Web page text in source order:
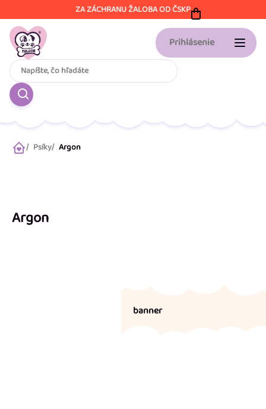
na
obsah
ZA ZÁCHRANU ŽALOBA OD ČSKP
Prihlásenie
DomovPsíky Argon
Argon
banner